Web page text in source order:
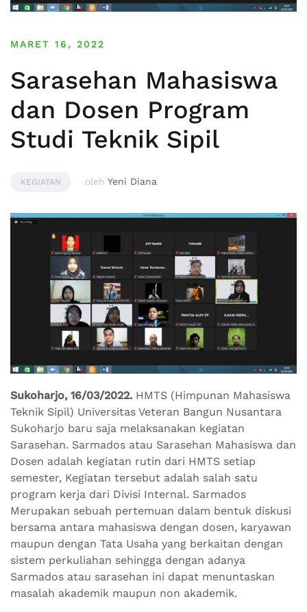
MARET 16, 2022
Sarasehan Mahasiswa
dan Dosen Program
Studi Teknik Sipil
KEGIATAN oleh Yeni Diana
Sukoharjo, 16/03/2022. HMTS (Himpunan Mahasiswa
Teknik Sipil) Universitas Veteran Bangun Nusantara
Sukoharjo baru saja melaksanakan kegiatan
Sarasehan. Sarmados atau Sarasehan Mahasiswa dan
Dosen adalah kegiatan rutin dari HMTS setiap
semester, Kegiatan tersebut adalah salah satu
program kerja dari Divisi Internal. Sarmados
Merupakan sebuah pertemuan dalam bentuk diskusi
bersama antara mahasiswa dengan dosen, karyawan
maupun dengan Tata Usaha yang berkaitan dengan
sistem perkuliahan sehingga dengan adanya
Sarmados atau sarasehan ini dapat menuntaskan
masalah akademik maupun non akademik.